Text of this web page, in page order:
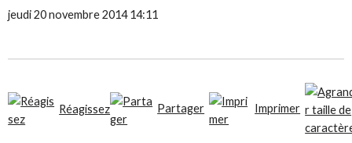
jeudi 20 novembre 2014 14:11
Réagissez Partager Imprimer